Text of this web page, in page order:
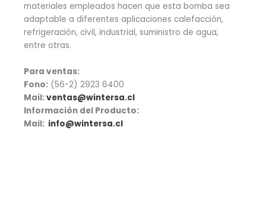
materiales empleados hacen que esta bomba sea
adaptable a diferentes aplicaciones calefacción,
refrigeración, civil, industrial, suministro de agua,
entre otras.
Para ventas:
Fono: (56-2) 2923 6400
Mail:ventas@wintersa.cl
Información del Producto:
Mail: info@wintersa.cl